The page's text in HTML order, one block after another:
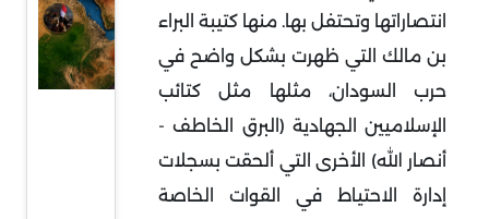
انتصاراتها وتحتفل بها. منها كتيبة البراء
بن مالك التي ظهرت بشكل واضح في
حرب السودان، مثلها مثل كتائب
الإسلاميين الجهادية (البرق الخاطف -
أنصار الله) الأخرى التي ألحقت بسجلات
إدارة الاحتياط في القوات الخاصة
السودان
في قلب
التمدد
النفوذ
على